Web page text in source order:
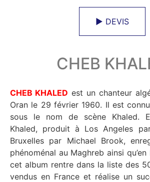
► DEVIS
CHEB
CHEB KHALED est un chanteur
Oran le 29 février 1960. Il est
sous le nom de scène Khaled. En 1992, l’album
Khaled, produit à Los Angeles
Bruxelles par Michael Brook,
phénoménal au Maghreb ainsi
cet album rentre dans la liste des
vendus en France et réalise un